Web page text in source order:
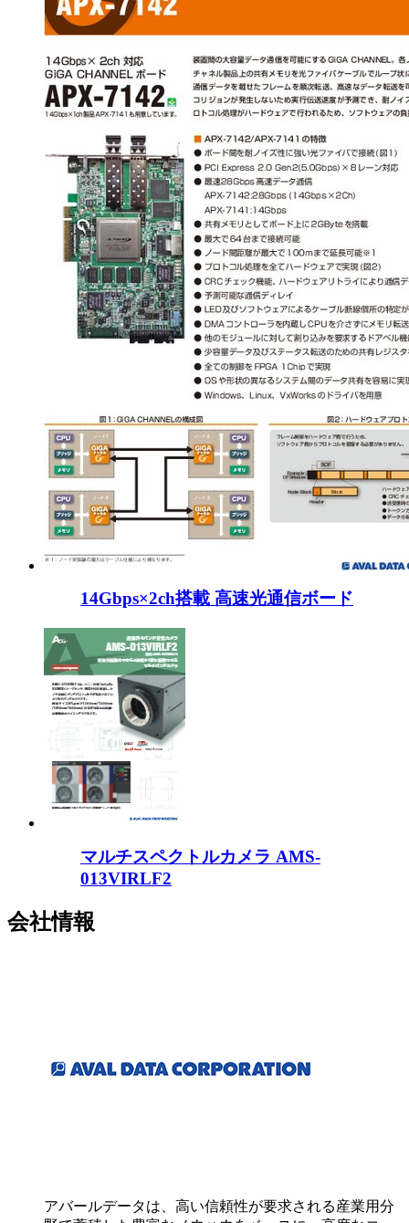
14Gbps×2ch搭載 高速光通信ボード
マルチスペクトルカメラ AMS-
013VIRLF2
会社情報
アバールデータは、高い信頼性が要求される産業用分